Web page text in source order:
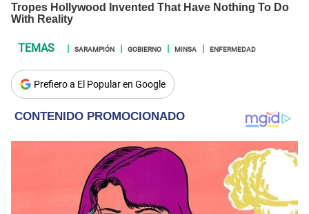
SARAMPIÓN GOBIERNO MINSA ENFERMEDAD
Prefiero a El Popular en Google